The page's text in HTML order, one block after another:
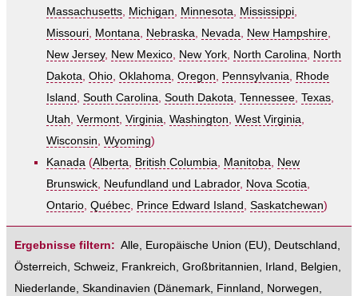
Massachusetts, Michigan, Minnesota, Mississippi,
Missouri, Montana, Nebraska, Nevada, New Hampshire,
New Jersey, New Mexico, New York, North Carolina, North
Dakota, Ohio, Oklahoma, Oregon, Pennsylvania, Rhode
Island , South Carolina, South Dakota, Tennessee, Texas,
Utah, Vermont, Virginia, Washington, West Virginia,
Wisconsin, Wyoming)
Kanada (Alberta, British Columbia, Manitoba, New
Brunswick, Neufundland und Labrador, Nova Scotia,
Ontario, Québec, Prince Edward Island , Saskatchewan)
Ergebnisse filtern: Alle, Europäische Union (EU), Deutschland ,
Österreich, Schweiz, Frankreich, Großbritannien, Irland , Belgien,
Niederlande, Skandinavien (Dänemark, Finnland , Norwegen,